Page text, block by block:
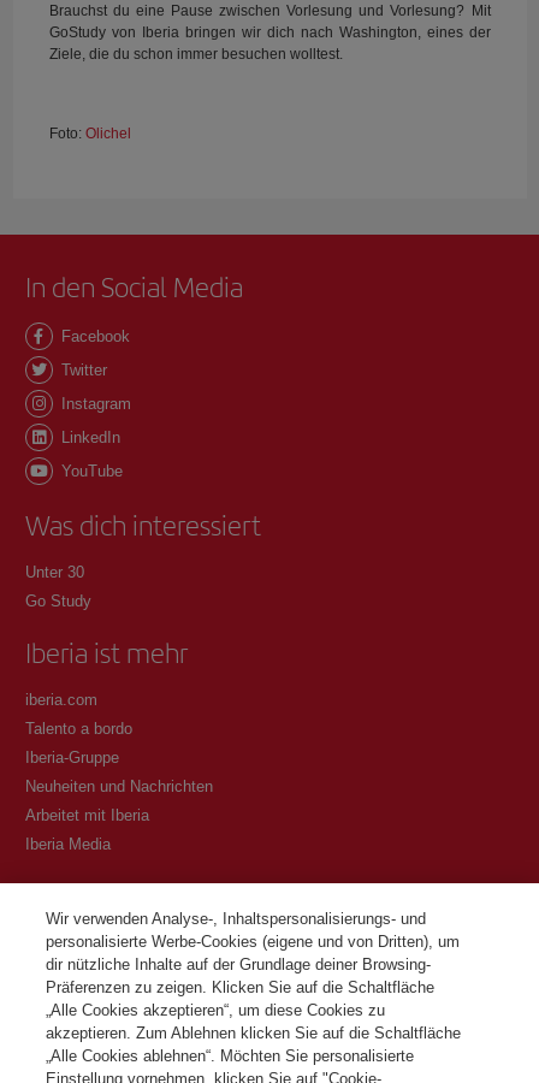
Brauchst du eine Pause zwischen Vorlesung und Vorlesung? Mit
GoStudy von Iberia bringen wir dich nach Washington, eines der
Ziele, die du schon immer besuchen wolltest.
Foto: Olichel
In den Social Media
Facebook
Twitter
Instagram
LinkedIn
YouTube
Was dich interessiert
Unter 30
Go Study
Iberia ist mehr
iberia.com
Talento a bordo
Iberia-Gruppe
Neuheiten und Nachrichten
Arbeitet mit Iberia
Iberia Media
Allgemeine Geschäftsbedingungen des Iberia Club Programms
Bedingungen für die Registrierung auf iberia.com
Richtlinien zum Schutz personenbezogener Daten
Cookie-Richtlinie und -Verwaltung
Kontaktiere
Wir verwenden Analyse-, Inhaltspersonalisierungs- und
personalisierte Werbe-Cookies (eigene und von Dritten), um
dir nützliche Inhalte auf der Grundlage deiner Browsing-
Präferenzen zu zeigen. Klicken Sie auf die Schaltfläche
„Alle Cookies akzeptieren“, um diese Cookies zu
akzeptieren. Zum Ablehnen klicken Sie auf die Schaltfläche
„Alle Cookies ablehnen“. Möchten Sie personalisierte
Einstellung vornehmen, klicken Sie auf "Cookie-